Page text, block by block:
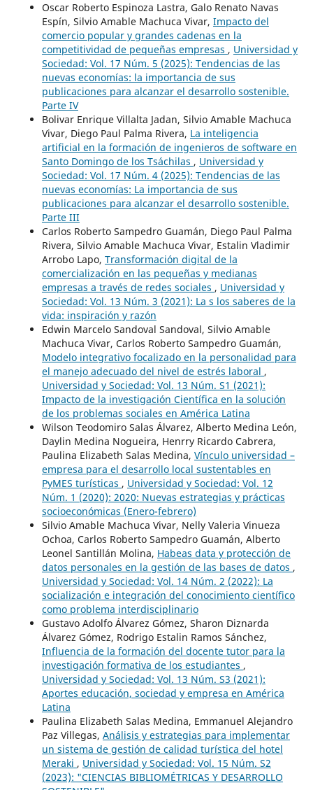
Oscar Roberto Espinoza Lastra, Galo Renato Navas
Espín, Silvio Amable Machuca Vivar, Impacto del
comercio popular y grandes cadenas en la
competitividad de pequeñas empresas , Universidad y
Sociedad: Vol. 17 Núm. 5 (2025): Tendencias de las
nuevas economías: la importancia de sus
publicaciones para alcanzar el desarrollo sostenible.
Parte IV
Bolivar Enrique Villalta Jadan, Silvio Amable Machuca
Vivar, Diego Paul Palma Rivera, La inteligencia
artificial en la formación de ingenieros de software en
Santo Domingo de los Tsáchilas , Universidad y
Sociedad: Vol. 17 Núm. 4 (2025): Tendencias de las
nuevas economías: La importancia de sus
publicaciones para alcanzar el desarrollo sostenible.
Parte III
Carlos Roberto Sampedro Guamán, Diego Paul Palma
Rivera, Silvio Amable Machuca Vivar, Estalin Vladimir
Arrobo Lapo, Transformación digital de la
comercialización en las pequeñas y medianas
empresas a través de redes sociales , Universidad y
Sociedad: Vol. 13 Núm. 3 (2021): La s los saberes de la
vida: inspiración y razón
Edwin Marcelo Sandoval Sandoval, Silvio Amable
Machuca Vivar, Carlos Roberto Sampedro Guamán,
Modelo integrativo focalizado en la personalidad para
el manejo adecuado del nivel de estrés laboral ,
Universidad y Sociedad: Vol. 13 Núm. S1 (2021):
Impacto de la investigación Científica en la solución
de los problemas sociales en América Latina
Wilson Teodomiro Salas Álvarez, Alberto Medina León,
Daylin Medina Nogueira, Henrry Ricardo Cabrera,
Paulina Elizabeth Salas Medina, Vínculo universidad –
empresa para el desarrollo local sustentables en
PyMES turísticas , Universidad y Sociedad: Vol. 12
Núm. 1 (2020): 2020: Nuevas estrategias y prácticas
socioeconómicas (Enero-febrero)
Silvio Amable Machuca Vivar, Nelly Valeria Vinueza
Ochoa, Carlos Roberto Sampedro Guamán, Alberto
Leonel Santillán Molina, Habeas data y protección de
datos personales en la gestión de las bases de datos ,
Universidad y Sociedad: Vol. 14 Núm. 2 (2022): La
socialización e integración del conocimiento científico
como problema interdisciplinario
Gustavo Adolfo Álvarez Gómez, Sharon Diznarda
Álvarez Gómez, Rodrigo Estalin Ramos Sánchez,
Influencia de la formación del docente tutor para la
investigación formativa de los estudiantes ,
Universidad y Sociedad: Vol. 13 Núm. S3 (2021):
Aportes educación, sociedad y empresa en América
Latina
Paulina Elizabeth Salas Medina, Emmanuel Alejandro
Paz Villegas, Análisis y estrategias para implementar
un sistema de gestión de calidad turística del hotel
Meraki , Universidad y Sociedad: Vol. 15 Núm. S2
(2023): "CIENCIAS BIBLIOMÉTRICAS Y DESARROLLO